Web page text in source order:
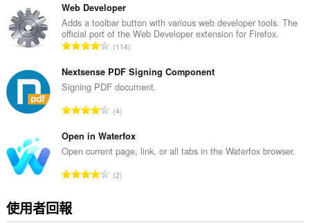
的
總
次
數
Web Developer
Adds a toolbar button with various web developer tools. The
official port of the Web Developer extension for Firefox.
評
的
總
數
114
Nextsense PDF Signing Component
Signing PDF document.
評
的
總
數
4
Open in Waterfox
Open current page, link, or all tabs in the Waterfox browser.
評
2
使用者回報